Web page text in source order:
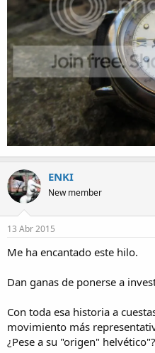
ENKI
New member
13 Abr 2015
Me ha encantado este hilo.
Dan ganas de ponerse a
Con toda esa historia a
movimiento más
¿Pese a su "origen" helvético"?